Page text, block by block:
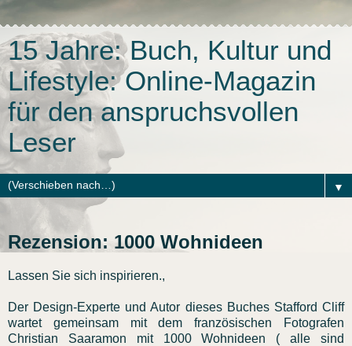
15 Jahre: Buch, Kultur und
Lifestyle: Online-Magazin
für den anspruchsvollen
Leser
▼
Rezension: 1000 Wohnideen
Lassen Sie sich inspirieren.,
Der Design-Experte und Autor dieses Buches Stafford Cliff
wartet gemeinsam mit dem französischen Fotografen
Christian Saaramon mit 1000 Wohnideen ( alle sind